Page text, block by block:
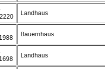
Landhaus
Bauernhaus
Landhaus